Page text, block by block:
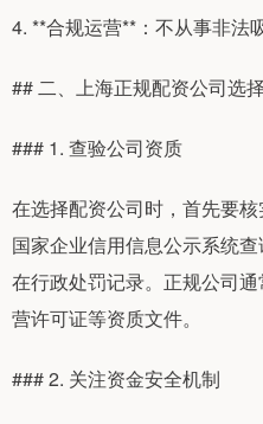
4. **合规运营**：不从事非法
## 二、上海正规配资公司选
### 1. 查验公司资质
在选择配资公司时，首先要
国家企业信用信息公示系统
在行政处罚记录。正规公司
营许可证等资质文件。
### 2. 关注资金安全机制